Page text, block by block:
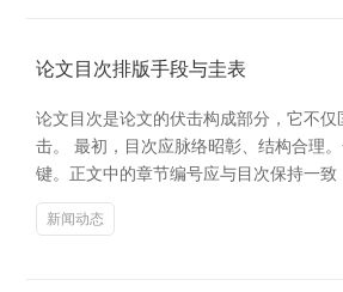
论文目次排版手段与圭表
论文目次是论文的伏击构成部分，它不
击。 最初，目次应脉络昭彰、结构合理
键。正文中的章节编号应与目次保持一
新闻动态